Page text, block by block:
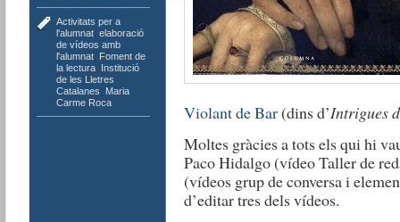
Activitats per a
l'alumnat, elaboració
de vídeos amb
l'alumnat, Foment de
la lectura, Institució
de les Lletres
Catalanes
Maria
Carme Roca
Violant de Bar (dins d’Intrigues
Moltes gràcies a tots els qui hi
Paco Hidalgo (vídeo Taller de
(vídeos grup de conversa i
d’editar tres dels vídeos.